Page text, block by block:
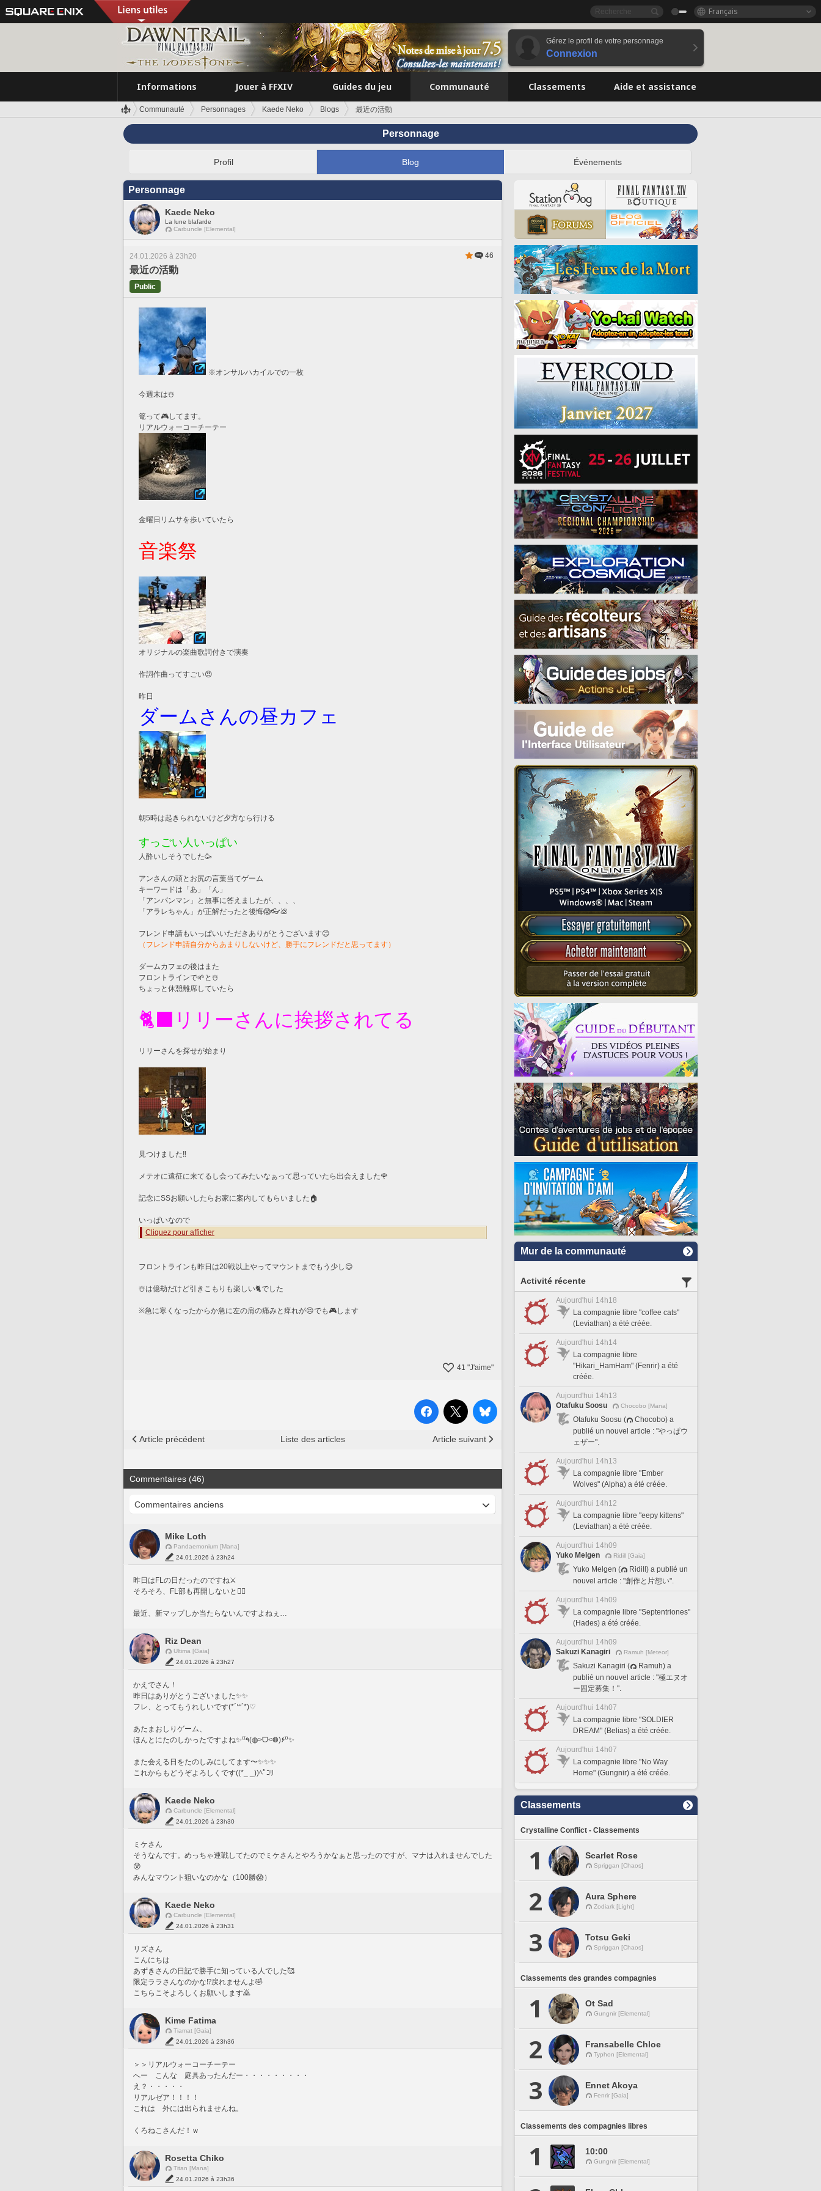
Français
Gérez le profil de votre personnage
Connexion
Informations Jouer à FFXIV Guides du jeu Communauté Classements Aide et assistance
Communauté Personnages Kaede Neko Blogs 最近の活動
Personnage
Profil Blog Événements
Personnage
Kaede Neko
La lune blafarde
Carbuncle [Elemental]
24.01.2026 à 23h20 46
最近の活動
Public
※オンサルハカイルでの一枚
今週末は☃️
篭って🎮してます。
リアルウォーコーチーテー
金曜日リムサを歩いていたら
音楽祭
オリジナルの楽曲歌詞付きで演奏
作詞作曲ってすごい😍
昨日
ダームさんの昼カフェ
朝5時は起きられないけど夕方なら行ける
すっごい人いっぱい
人酔いしそうでした🥳
アンさんの頭とお尻の言葉当てゲーム
キーワードは「あ」「ん」
「アンパンマン」と無事に答えましたが、、、、
「アラレちゃん」が正解だったと後悔😱👓💩
フレンド申請もいっぱいいただきありがとうございます😊
（フレンド申請自分からあまりしないけど、勝手にフレンドだと思ってます）
ダームカフェの後はまた
フロントラインで🌱と☃️
ちょっと休憩離席していたら
🐈‍⬛リリーさんに挨拶されてる
リリーさんを探せが始まり
見つけました‼️
メテオに遠征に来てるし会ってみたいなぁって思っていたら出会えました🌹
記念にSSお願いしたらお家に案内してもらいました🏠
いっぱいなので
Cliquez pour afficher
フロントラインも昨日は20戦以上やってマウントまでもう少し😊
☃️は億劫だけど引きこもりも楽しい🐈でした
※急に寒くなったからか急に左の肩の痛みと痺れが😣でも🎮します
41 "J'aime"
Article précédent Liste des articles Article suivant
Commentaires (46)
Mike Loth
Pandaemonium [Mana]
24.01.2026 à 23h24
昨日はFLの日だったのですね⚔️
そろそろ、FL部も再開しないと🙂‍↕️
最近、新マップしか当たらないんですよねぇ…
Riz Dean
Ultima [Gaia]
24.01.2026 à 23h27
かえでさん！
昨日はありがとうございました✨️✨️
フレ、とってもうれしいです(*´꒳`*)♡
あたまおしりゲーム、
ほんとにたのしかったですよね✨️⁽⁽٩(◍˃ᗜ˂◍)۶⁾⁾✨️
また会える日をたのしみにしてます〜✨️✨️✨️
これからもどうぞよろしくです((*_ _))ﾍﾟｺﾘ
Kaede Neko
Carbuncle [Elemental]
24.01.2026 à 23h30
ミケさん
そうなんです。めっちゃ連戦してたのでミケさんとやろうかなぁと思ったのですが、マナは入れませんでした
😰
みんなマウント狙いなのかな（100勝😱）
Kaede Neko
Carbuncle [Elemental]
24.01.2026 à 23h31
リズさん
こんにちは
あずきさんの日記で勝手に知っている人でした🥰
限定ララさんなのかな⁉️戻れませんよ🤣
こちらこそよろしくお願いします🙇
Kime Fatima
Tiamat [Gaia]
24.01.2026 à 23h36
＞＞リアルウォーコーチーテー
へー　こんな　庭具あったんだー・・・・・・・・・
え？・・・・・
リアルゼア！！！！
これは　外には出られませんね。
くろねこさんだ！ｗ
Rosetta Chiko
Titan [Mana]
24.01.2026 à 23h36
Mur de la communauté
Activité récente
Aujourd'hui 14h18
La compagnie libre "coffee cats"
(Leviathan) a été créée.
Aujourd'hui 14h14
La compagnie libre
"Hikari_HamHam" (Fenrir) a été
créée.
Aujourd'hui 14h13
Otafuku Soosu
Chocobo [Mana]
Otafuku Soosu (
Chocobo) a
publié un nouvel article : "やっぱウ
ェザー".
Aujourd'hui 14h13
La compagnie libre "Ember
Wolves" (Alpha) a été créée.
Aujourd'hui 14h12
La compagnie libre "eepy kittens"
(Leviathan) a été créée.
Aujourd'hui 14h09
Yuko Melgen
Ridill [Gaia]
Yuko Melgen (
Ridill) a publié un
nouvel article : "創作と片想い".
Aujourd'hui 14h09
La compagnie libre "Septentriones"
(Hades) a été créée.
Aujourd'hui 14h09
Sakuzi Kanagiri
Ramuh [Meteor]
Sakuzi Kanagiri (
Ramuh) a
publié un nouvel article : "極エヌオ
ー固定募集！".
Aujourd'hui 14h07
La compagnie libre "SOLDIER
DREAM" (Belias) a été créée.
Aujourd'hui 14h07
La compagnie libre "No Way
Home" (Gungnir) a été créée.
Classements
Crystalline Conflict - Classements
1 Scarlet Rose
Spriggan [Chaos]
2 Aura Sphere
Zodiark [Light]
3 Totsu Geki
Spriggan [Chaos]
Classements des grandes compagnies
1 Ot Sad
Gungnir [Elemental]
2 Fransabelle Chloe
Typhon [Elemental]
3 Ennet Akoya
Fenrir [Gaia]
Classements des compagnies libres
1 10:00
Gungnir [Elemental]